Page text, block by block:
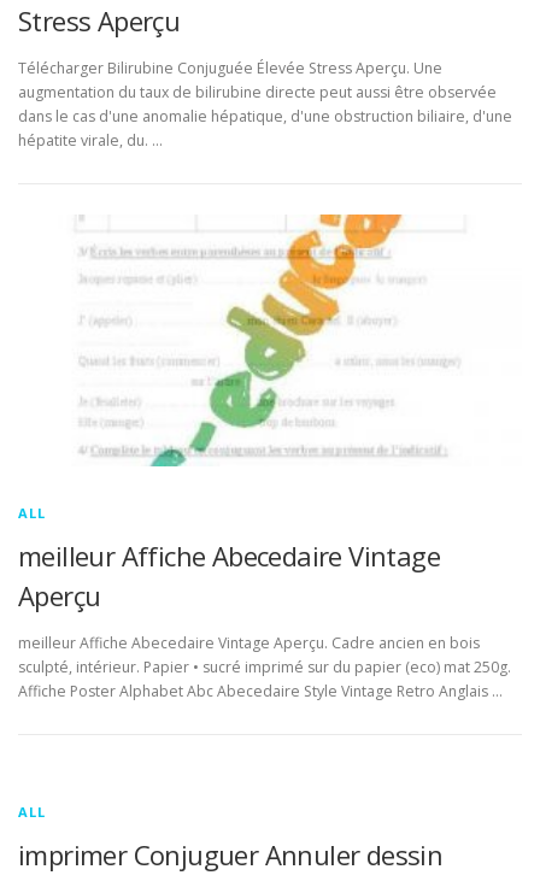
Stress Aperçu
Télécharger Bilirubine Conjuguée Élevée Stress Aperçu. Une
augmentation du taux de bilirubine directe peut aussi être observée
dans le cas d'une anomalie hépatique, d'une obstruction biliaire, d'une
hépatite virale, du. …
ALL
meilleur Affiche Abecedaire Vintage
Aperçu
meilleur Affiche Abecedaire Vintage Aperçu. Cadre ancien en bois
sculpté, intérieur. Papier • sucré imprimé sur du papier (eco) mat 250g.
Affiche Poster Alphabet Abc Abecedaire Style Vintage Retro Anglais …
ALL
imprimer Conjuguer Annuler dessin